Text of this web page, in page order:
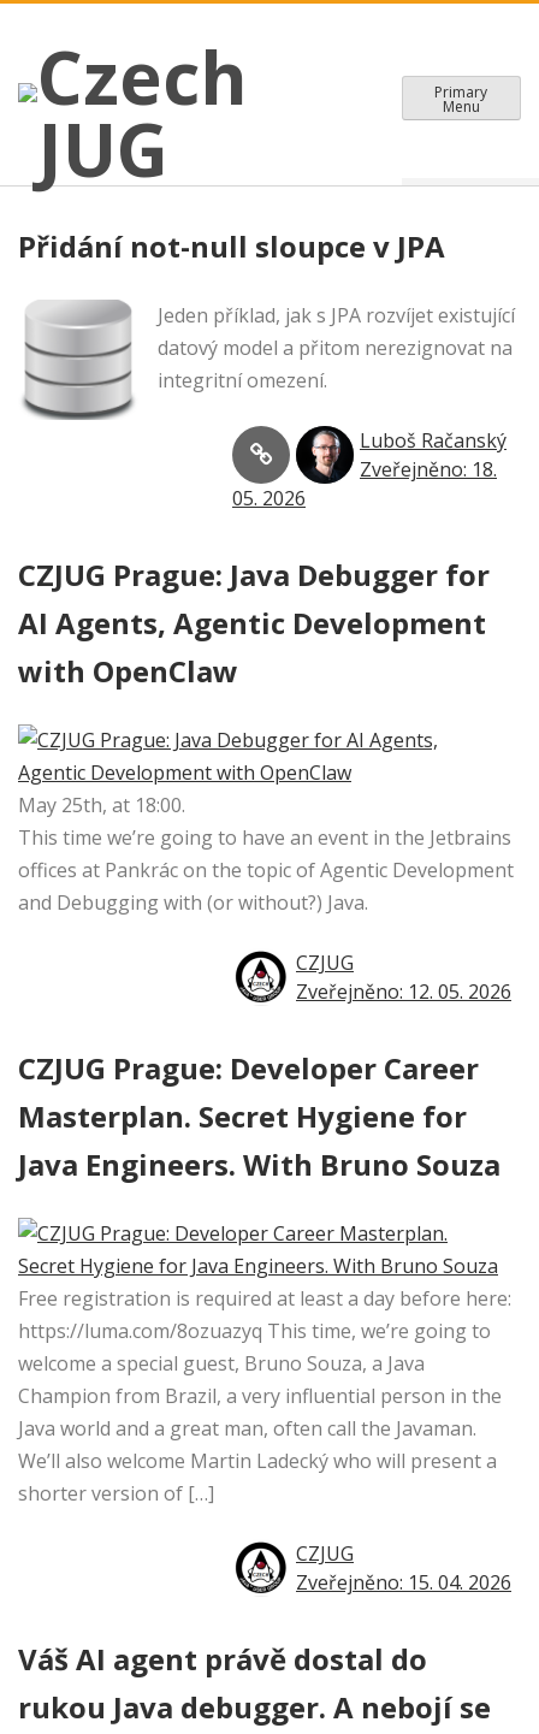
content
Czech JUG
CZECH JAVA USER GROUP
Czech
JUG
Primary
Menu
Přidání not-null sloupce v JPA
Jeden příklad, jak s JPA rozvíjet existující
datový model a přitom nerezignovat na
integritní omezení.
Luboš Račanský
Zveřejněno: 18.
05. 2026
CZJUG Prague: Java Debugger for
AI Agents, Agentic Development
with OpenClaw
May 25th, at 18:00.
This time we’re going to have an event in the Jetbrains
offices at Pankrác on the topic of Agentic Development
and Debugging with (or without?) Java.
CZJUG
Zveřejněno: 12. 05. 2026
CZJUG Prague: Developer Career
Masterplan. Secret Hygiene for
Java Engineers. With Bruno Souza
Free registration is required at least a day before here:
https://luma.com/8ozuazyq This time, we’re going to
welcome a special guest, Bruno Souza, a Java
Champion from Brazil, a very influential person in the
Java world and a great man, often call the Javaman. ​
We’ll also welcome Martin Ladecký who will present a
shorter version of […]
CZJUG
Zveřejněno: 15. 04. 2026
Váš AI agent právě dostal do
rukou Java debugger. A nebojí se